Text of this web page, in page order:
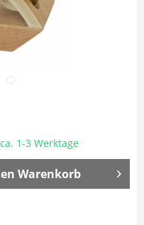
1-3 Werktage
Warenkorb